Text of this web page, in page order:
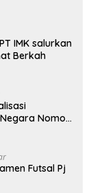
IMK salurkan
Berkah
Nomor
Futsal Pj